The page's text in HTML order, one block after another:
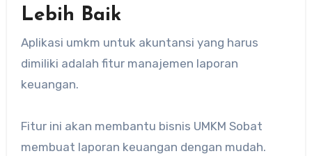
Lebih Baik
Aplikasi umkm untuk akuntansi yang harus
dimiliki adalah fitur manajemen laporan
keuangan.
Fitur ini akan membantu bisnis UMKM Sobat
membuat laporan keuangan dengan mudah.